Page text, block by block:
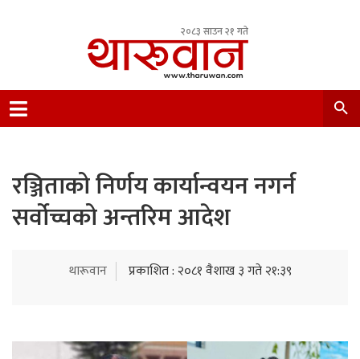
२०८३ साउन २१ गते
Nepal.
रञ्जिताको निर्णय कार्यान्वयन नगर्न
सर्वोच्चको अन्तरिम आदेश
थारूवान प्रकाशित : २०८१ वैशाख ३ गते २१:३९